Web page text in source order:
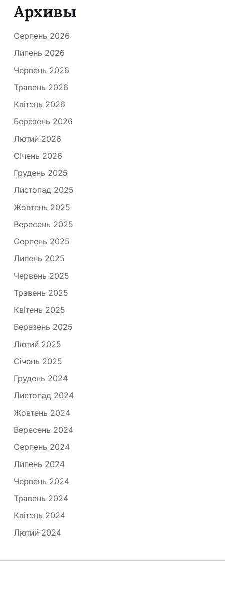
Архивы
Серпень 2026
Липень 2026
Червень 2026
Травень 2026
Квітень 2026
Березень 2026
Лютий 2026
Січень 2026
Грудень 2025
Листопад 2025
Жовтень 2025
Вересень 2025
Серпень 2025
Липень 2025
Червень 2025
Травень 2025
Квітень 2025
Березень 2025
Лютий 2025
Січень 2025
Грудень 2024
Листопад 2024
Жовтень 2024
Вересень 2024
Серпень 2024
Липень 2024
Червень 2024
Травень 2024
Квітень 2024
Лютий 2024